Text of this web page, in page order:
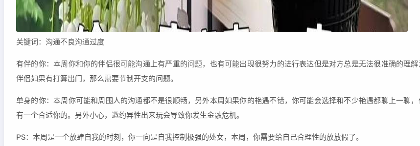
关键词：沟通不良沟通过度
有伴的你：本周你和你的伴侣很可能沟通上有严重的问题，也有可能出现很努力的进行表达但是对方总是无法很准确的理
伴侣如果有打算出门，那么需要节制开支的问题。
单身的你：本周你可能和周围人的沟通都不是很顺畅，另外本周如果你的艳遇不错，你可能会选择和不少艳遇都聊上一聊
有一个合适你的。另外小心，邀约异性出来玩会导致你发生金融危机。
PS：本周是一个放肆自我的时刻，你一向是自我控制极强的处女，本周，你需要给自己合理性的放放假了。